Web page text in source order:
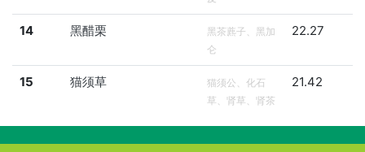
14 黑醋栗
黑茶藨子、黑加
仑
22.27
15 猫须草
猫须公、化石
草、肾草、肾茶
21.42